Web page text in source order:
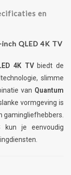
en
QLED 4K TV
4K TVbiedt de
slimme
van Quantum
vormgeving is
gamingliefhebbers.
kun je eenvoudig